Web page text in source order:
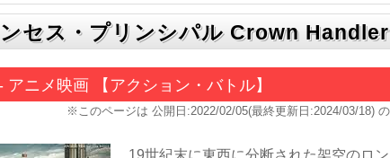
セス・プリンシパル Crown
アニメ映画 【アクション・バトル】
※このページは 公開日:2022/02/05(最終更新日:2024/03/18)
19世紀末に東西に分断された架空のロ